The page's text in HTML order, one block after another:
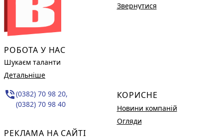
РОБОТА У НАС
Шукаєм таланти
Детальніше
phone_in_talk(0382) 70 98 20,
(0382) 70 98 40
РЕКЛАМА НА САЙТІ
Звернутися
КОРИСНЕ
Новини компаній
Огляди